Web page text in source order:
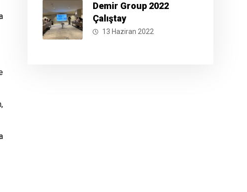
Demir Group 2022
Çalıştay
13 Haziran 2022